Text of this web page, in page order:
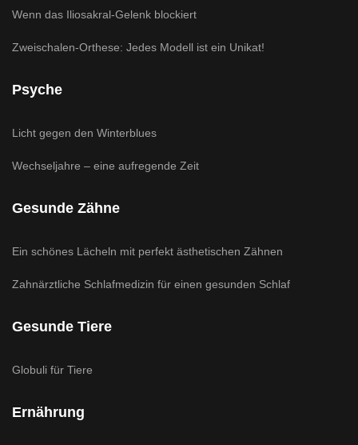
Wenn das Iliosakral-Gelenk blockiert
Zweischalen-Orthese: Jedes Modell ist ein Unikat!
Psyche
Licht gegen den Winterblues
Wechseljahre – eine aufregende Zeit
Gesunde Zähne
Ein schönes Lächeln mit perfekt ästhetischen Zähnen
Zahnärztliche Schlafmedizin für einen gesunden Schlaf
Gesunde Tiere
Globuli für Tiere
Ernährung